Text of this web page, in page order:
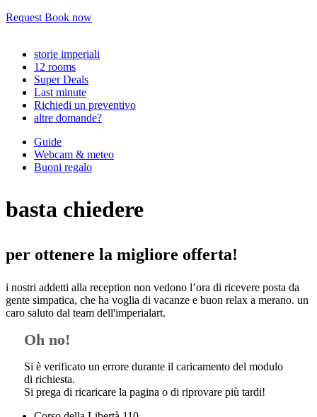
Request Book now
storie imperiali
12 rooms
Super Deals
Last minute
Richiedi un preventivo
altre domande?
Guide
Webcam & meteo
Buoni regalo
basta chiedere
per ottenere la migliore offerta!
i nostri addetti alla reception non vedono l’ora di ricevere posta da
gente simpatica, che ha voglia di vacanze e buon relax a merano. un
caro saluto dal team dell'imperialart.
Oh no!
Si è verificato un errore durante il caricamento del modulo
di richiesta.
Si prega di ricaricare la pagina o di riprovare più tardi!